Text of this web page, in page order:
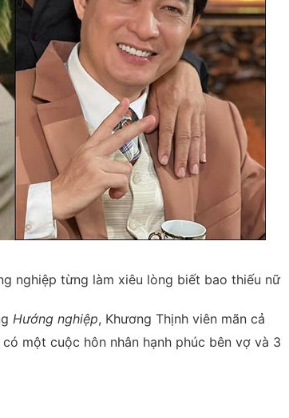
nghiệp từng làm xiêu lòng biết bao thiếu nữ
Hướng nghiệp, Khương Thịnh viên mãn cả
một cuộc hôn nhân hạnh phúc bên vợ và 3